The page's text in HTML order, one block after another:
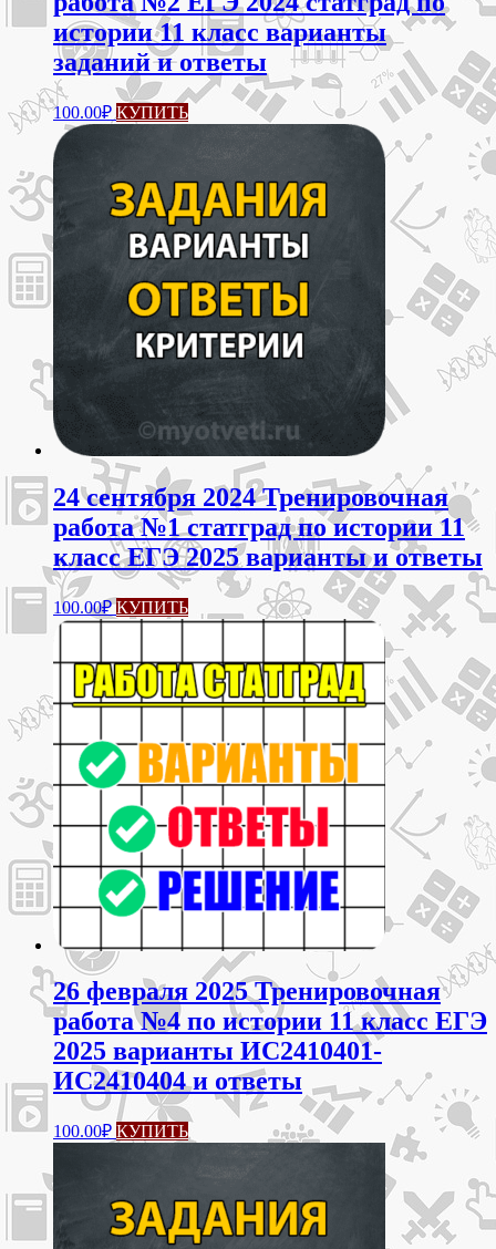
истории 11 класс варианты
заданий и ответы
100.00₽ КУПИТЬ
24 сентября 2024 Тренировочная
работа №1 статград по истории 11
класс ЕГЭ 2025 варианты и ответы
100.00₽ КУПИТЬ
26 февраля 2025 Тренировочная
работа №4 по истории 11 класс ЕГЭ
2025 варианты ИС2410401-
ИС2410404 и ответы
100.00₽ КУПИТЬ